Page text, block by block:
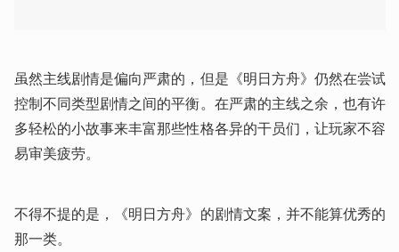
虽然主线剧情是偏向严肃的，但是《明日方舟》仍然在尝试
控制不同类型剧情之间的平衡。在严肃的主线之余，也有许
多轻松的小故事来丰富那些性格各异的干员们，让玩家不容
易审美疲劳。
不得不提的是，《明日方舟》的剧情文案，并不能算优秀的
那一类。